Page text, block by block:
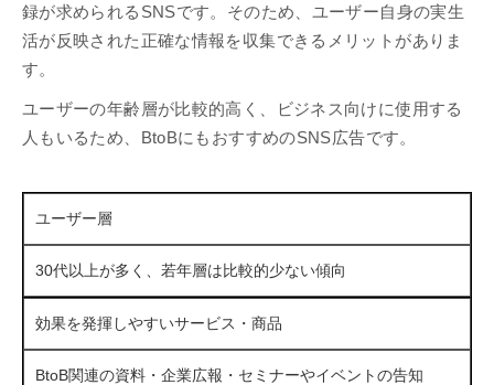
録が求められるSNSです。そのため、ユーザー自身の実生
活が反映された正確な情報を収集できるメリットがありま
す。
ユーザーの年齢層が比較的高く、ビジネス向けに使用する
人もいるため、BtoBにもおすすめのSNS広告です。
ユーザー層
30代以上が多く、若年層は比較的少ない傾向
効果を発揮しやすいサービス・商品
BtoB関連の資料・企業広報・セミナーやイベントの告知